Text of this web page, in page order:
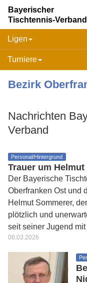
Bayerischer
Tischtennis-Verband
Ligen
Turniere
Bezirk
Nachrichten
Verband
Personal/Hintergrund
Trauer um
Der Bayerische
Oberfranken Ost und
Helmut Sommerer,
plötzlich und
seit seiner Jugend
08.03.2026